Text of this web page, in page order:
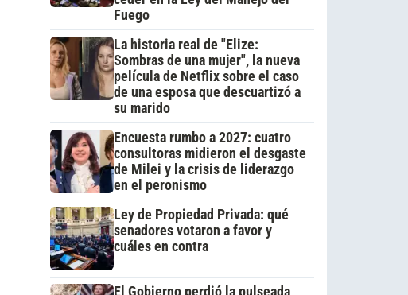
Fuego
La historia real de "Elize:
Sombras de una mujer", la nueva
película de Netflix sobre el caso
de una esposa que descuartizó a
su marido
Encuesta rumbo a 2027: cuatro
consultoras midieron el desgaste
de Milei y la crisis de liderazgo
en el peronismo
Ley de Propiedad Privada: qué
senadores votaron a favor y
cuáles en contra
El Gobierno perdió la pulseada